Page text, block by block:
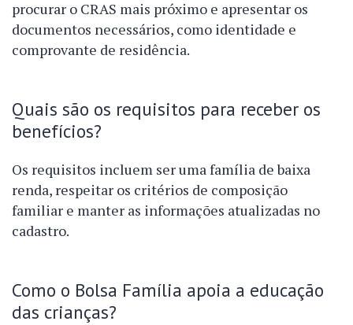
procurar o CRAS mais próximo e apresentar os
documentos necessários, como identidade e
comprovante de residência.
Quais são os requisitos para receber os
benefícios?
Os requisitos incluem ser uma família de baixa
renda, respeitar os critérios de composição
familiar e manter as informações atualizadas no
cadastro.
Como o Bolsa Família apoia a educação
das crianças?